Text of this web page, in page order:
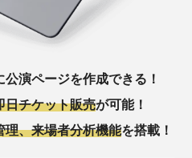
演ページを作成できる！
日チケット販売が可能！
理、来場者分析機能を搭載！